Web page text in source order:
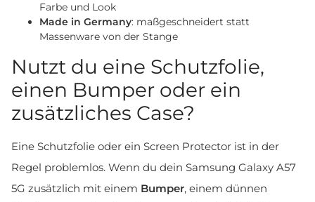
Farbe und Look
Made in Germany: maßgeschneidert statt
Massenware von der Stange
Nutzt du eine Schutzfolie,
einen Bumper oder ein
zusätzliches Case?
Eine Schutzfolie oder ein Screen Protector ist in der
Regel problemlos. Wenn du dein Samsung Galaxy A57
5G zusätzlich mit einem Bumper, einem dünnen